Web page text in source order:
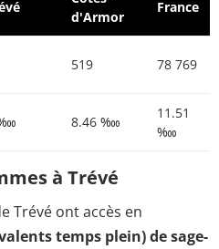
d'Armor
France
519 78 769
‱ 8.46 ‱
11.51
‱
à Trévé
Trévé ont accès en
temps plein) de sage-